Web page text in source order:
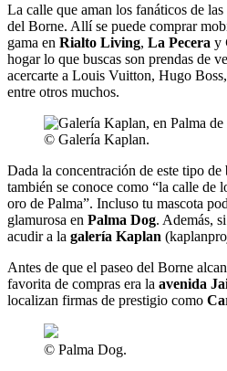
La calle que aman los fanáticos de las
del Borne. Allí se puede comprar
gama en Rialto Living, La Pecera y
hogar lo que buscas son prendas de
acercarte a Louis Vuitton, Hugo
entre otros muchos.
© Galería Kaplan.
Dada la concentración de este tipo
también se conoce como “la calle de
oro de Palma”. Incluso tu mascota
glamurosa en Palma Dog. Además,
acudir a la galería Kaplan
Antes de que el paseo del Borne
favorita de compras era la avenida
localizan firmas de prestigio como
© Palma Dog.